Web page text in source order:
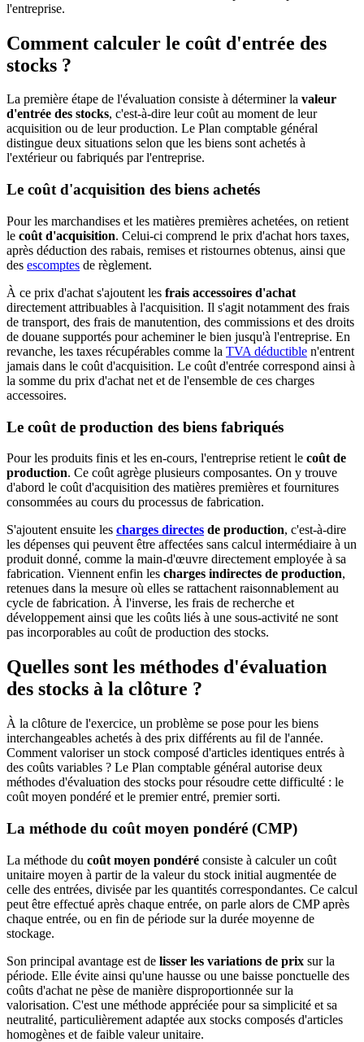
l'entreprise.
Comment calculer le coût d'entrée des
stocks ?
La première étape de l'évaluation consiste à déterminer la valeur
d'entrée des stocks, c'est-à-dire leur coût au moment de leur
acquisition ou de leur production. Le Plan comptable général
distingue deux situations selon que les biens sont achetés à
l'extérieur ou fabriqués par l'entreprise.
Le coût d'acquisition des biens achetés
Pour les marchandises et les matières premières achetées, on retient
le coût d'acquisition. Celui-ci comprend le prix d'achat hors taxes,
après déduction des rabais, remises et ristournes obtenus, ainsi que
des escomptes de règlement.
À ce prix d'achat s'ajoutent les frais accessoires d'achat
directement attribuables à l'acquisition. Il s'agit notamment des frais
de transport, des frais de manutention, des commissions et des droits
de douane supportés pour acheminer le bien jusqu'à l'entreprise. En
revanche, les taxes récupérables comme la TVA déductible n'entrent
jamais dans le coût d'acquisition. Le coût d'entrée correspond ainsi à
la somme du prix d'achat net et de l'ensemble de ces charges
accessoires.
Le coût de production des biens fabriqués
Pour les produits finis et les en-cours, l'entreprise retient le coût de
production. Ce coût agrège plusieurs composantes. On y trouve
d'abord le coût d'acquisition des matières premières et fournitures
consommées au cours du processus de fabrication.
S'ajoutent ensuite les charges directes de production, c'est-à-dire
les dépenses qui peuvent être affectées sans calcul intermédiaire à un
produit donné, comme la main-d'œuvre directement employée à sa
fabrication. Viennent enfin les charges indirectes de production,
retenues dans la mesure où elles se rattachent raisonnablement au
cycle de fabrication. À l'inverse, les frais de recherche et
développement ainsi que les coûts liés à une sous-activité ne sont
pas incorporables au coût de production des stocks.
Quelles sont les méthodes d'évaluation
des stocks à la clôture ?
À la clôture de l'exercice, un problème se pose pour les biens
interchangeables achetés à des prix différents au fil de l'année.
Comment valoriser un stock composé d'articles identiques entrés à
des coûts variables ? Le Plan comptable général autorise deux
méthodes d'évaluation des stocks pour résoudre cette difficulté : le
coût moyen pondéré et le premier entré, premier sorti.
La méthode du coût moyen pondéré (CMP)
La méthode du coût moyen pondéré consiste à calculer un coût
unitaire moyen à partir de la valeur du stock initial augmentée de
celle des entrées, divisée par les quantités correspondantes. Ce calcul
peut être effectué après chaque entrée, on parle alors de CMP après
chaque entrée, ou en fin de période sur la durée moyenne de
stockage.
Son principal avantage est de lisser les variations de prix sur la
période. Elle évite ainsi qu'une hausse ou une baisse ponctuelle des
coûts d'achat ne pèse de manière disproportionnée sur la
valorisation. C'est une méthode appréciée pour sa simplicité et sa
neutralité, particulièrement adaptée aux stocks composés d'articles
homogènes et de faible valeur unitaire.